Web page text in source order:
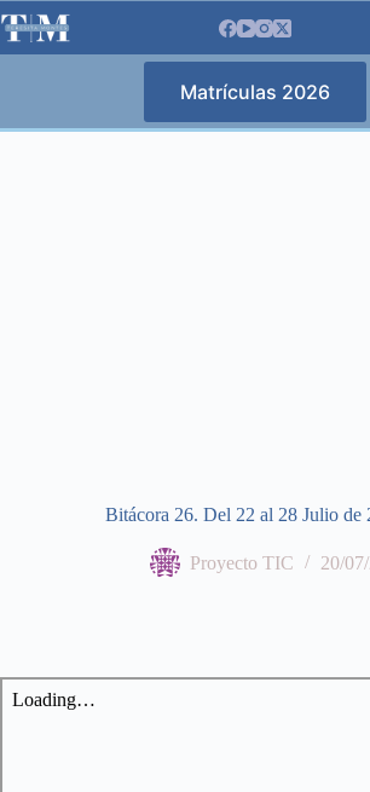
al
contenido
Matrículas 2026
Bitácora 26. Del 22 al 28 Julio de
Proyecto TIC 20/